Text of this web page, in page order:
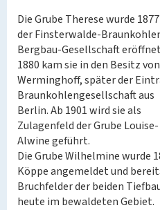
Die Grube Therese wurde
der Finsterwalde-
Bergbau-Gesellschaft
1880 kam sie in den Besitz
Werminghoff, später der
Braunkohlengesellschaft aus
Berlin. Ab 1901 wird sie als
Zulagenfeld der Grube Louise-
Alwine geführt.
Die Grube Wilhelmine wurde
Köppe angemeldet und
Bruchfelder der beiden
heute im bewaldeten Gebiet.